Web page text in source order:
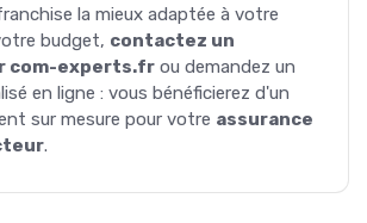
la mieux adaptée à votre
budget, contactez un
com-experts.fr ou demandez un
en ligne : vous bénéficierez d'un
sur mesure pour votre assurance
.